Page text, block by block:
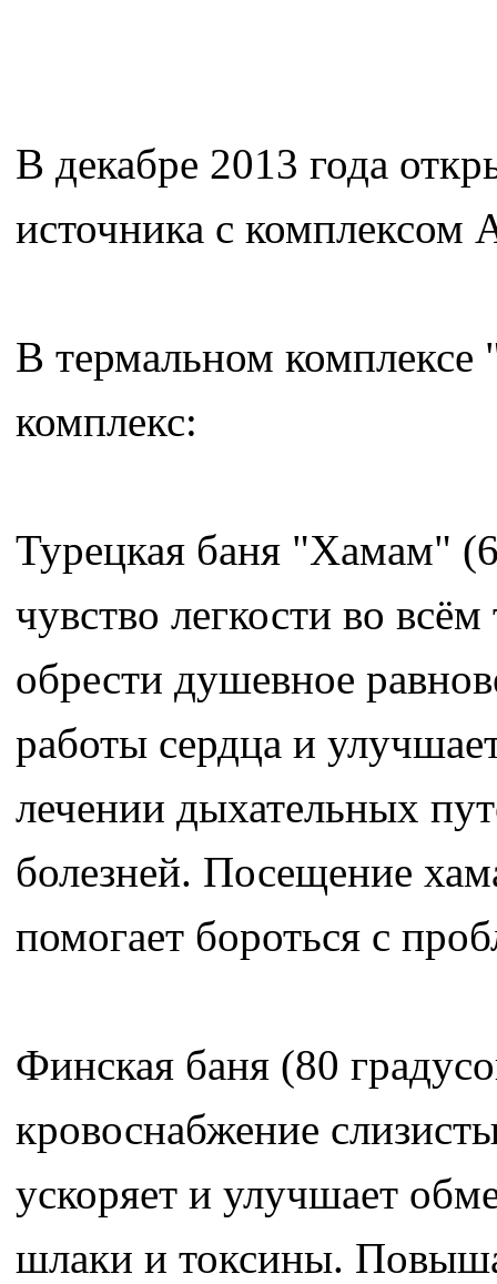
В декабре 2013 года
источника с комплексом
В термальном комплексе
комплекс:
Турецкая баня "Хамам"
чувство легкости во
обрести душевное
работы сердца и
лечении дыхательных
болезней. Посещение
помогает бороться с
Финская баня (80
кровоснабжение
ускоряет и улучшает
шлаки и токсины.